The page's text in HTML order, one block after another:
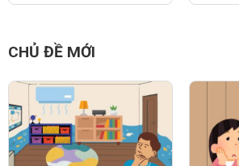
CHỦ ĐỀ MỚI